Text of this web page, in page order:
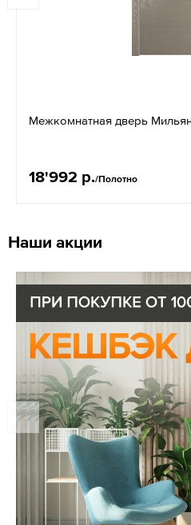
Межкомнатная дверь
18'992 р./Полотно
Наши акции